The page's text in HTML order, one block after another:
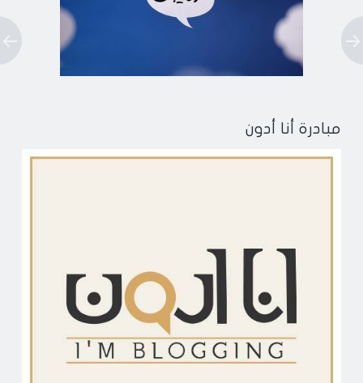
مبادرة أنا أدون